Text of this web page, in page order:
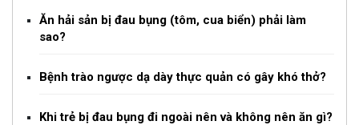
Ăn hải sản bị đau bụng (tôm, cua biển) phải làm
sao?
Bệnh trào ngược dạ dày thực quản có gây khó thở?
Khi trẻ bị đau bụng đi ngoài nên và không nên ăn gì?